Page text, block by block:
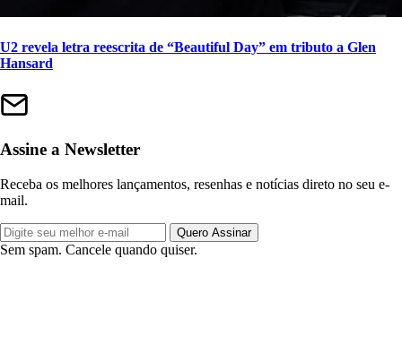
U2 revela letra reescrita de “Beautiful Day” em tributo a Glen
Hansard
Assine a Newsletter
Receba os melhores lançamentos, resenhas e notícias direto no seu e-
mail.
Quero Assinar
Sem spam. Cancele quando quiser.